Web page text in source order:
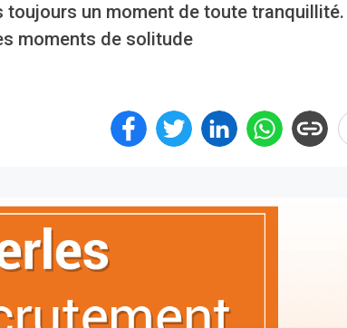
toujours un moment de toute
moments de solitude